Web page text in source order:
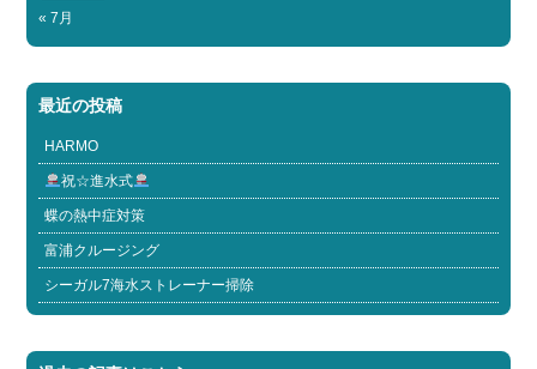
« 7月
最近の投稿
HARMO
祝☆進水式
蝶の熱中症対策
富浦クルージング
シーガル7海水ストレーナー掃除